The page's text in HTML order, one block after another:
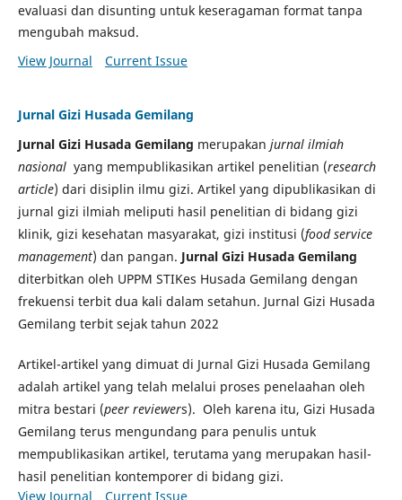
evaluasi dan disunting untuk keseragaman format tanpa
mengubah maksud.
View Journal
Current Issue
Jurnal Gizi Husada Gemilang
Jurnal Gizi Husada Gemilang merupakan jurnal ilmiah
nasionalyang mempublikasikan artikel penelitian (research
article) dari disiplin ilmu gizi. Artikel yang dipublikasikan di
jurnal gizi ilmiah meliputi hasil penelitian di bidang gizi
klinik, gizi kesehatan masyarakat, gizi institusi (food service
management) dan pangan. Jurnal Gizi Husada Gemilang
diterbitkan oleh UPPM STIKes Husada Gemilang dengan
frekuensi terbit dua kali dalam setahun. Jurnal Gizi Husada
Gemilang terbit sejak tahun 2022
Artikel-artikel yang dimuat di Jurnal Gizi Husada Gemilang
adalah artikel yang telah melalui proses penelaahan oleh
mitra bestari (peer reviewers). Oleh karena itu, Gizi Husada
Gemilang terus mengundang para penulis untuk
mempublikasikan artikel, terutama yang merupakan hasil-
hasil penelitian kontemporer di bidang gizi.
View Journal
Current Issue